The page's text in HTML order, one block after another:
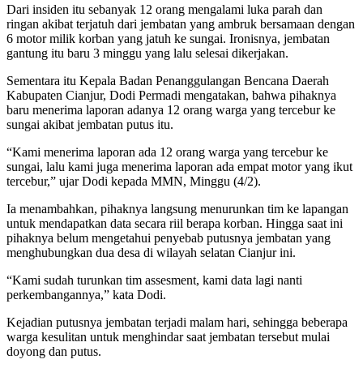
Dari insiden itu sebanyak 12 orang mengalami luka parah dan
ringan akibat terjatuh dari jembatan yang ambruk bersamaan dengan
6 motor milik korban yang jatuh ke sungai. Ironisnya, jembatan
gantung itu baru 3 minggu yang lalu selesai dikerjakan.
Sementara itu Kepala Badan Penanggulangan Bencana Daerah
Kabupaten Cianjur, Dodi Permadi mengatakan, bahwa pihaknya
baru menerima laporan adanya 12 orang warga yang tercebur ke
sungai akibat jembatan putus itu.
“Kami menerima laporan ada 12 orang warga yang tercebur ke
sungai, lalu kami juga menerima laporan ada empat motor yang ikut
tercebur,” ujar Dodi kepada MMN, Minggu (4/2).
Ia menambahkan, pihaknya langsung menurunkan tim ke lapangan
untuk mendapatkan data secara riil berapa korban. Hingga saat ini
pihaknya belum mengetahui penyebab putusnya jembatan yang
menghubungkan dua desa di wilayah selatan Cianjur ini.
“Kami sudah turunkan tim assesment, kami data lagi nanti
perkembangannya,” kata Dodi.
Kejadian putusnya jembatan terjadi malam hari, sehingga beberapa
warga kesulitan untuk menghindar saat jembatan tersebut mulai
doyong dan putus.